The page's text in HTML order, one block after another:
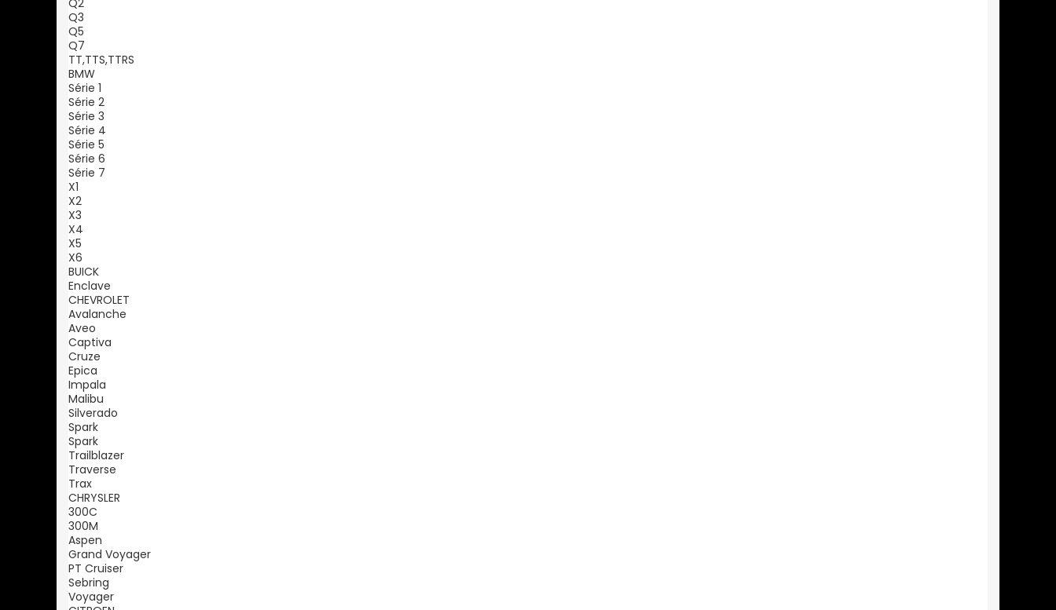
Q2
Q3
Q5
Q7
TT,TTS,TTRS
BMW
Série 1
Série 2
Série 3
Série 4
Série 5
Série 6
Série 7
X1
X2
X3
X4
X5
X6
BUICK
Enclave
CHEVROLET
Avalanche
Aveo
Captiva
Cruze
Epica
Impala
Malibu
Silverado
Spark
Spark
Trailblazer
Traverse
Trax
CHRYSLER
300C
300M
Aspen
Grand Voyager
PT Cruiser
Sebring
Voyager